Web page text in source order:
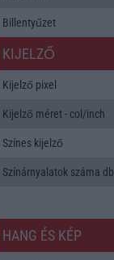
Billentyűzet
KIJELZŐ
Kijelző pixel
Kijelző méret - col/inch
Színes kijelző
Színárnyalatok száma db
HANG ÉS KÉP